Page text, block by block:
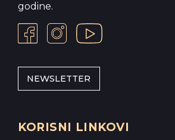
godine.
NEWSLETTER
KORISNI LINKOVI